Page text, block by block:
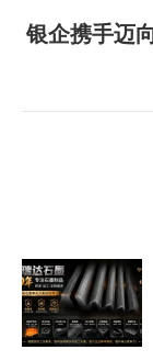
银企携手迈